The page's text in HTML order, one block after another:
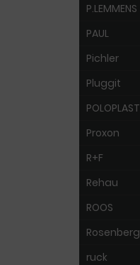
P.LEMMENS
PAUL
Pichler
Pluggit
POLOPLAST
Proxon
R+F
Rehau
ROOS
Rosenberg
ruck